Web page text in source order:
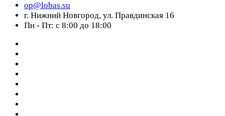
op@lobas.su
г. Нижний Новгород, ул. Правдинская 16
Пн - Пт: с 8:00 до 18:00